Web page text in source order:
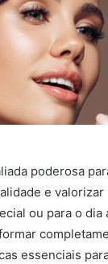
poderosa
e valorizar
ou para o dia
essenciais